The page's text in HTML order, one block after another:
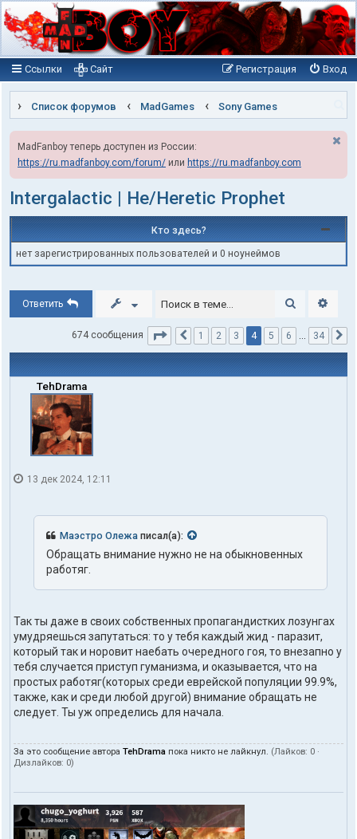
Ссылки Вход
Регистрация
Сайт
Список форумов MadGames Sony Games
MadFanboy теперь доступен из России:
https://ru.madfanboy.com/forum/ или https://ru.madfanboy.com
Intergalactic | He/Heretic Prophet
Кто здесь?
нет зарегистрированных пользователей и 0 ноунеймов
Ответить Поиск
674 сообщения Страница 4из 34
Пред.
1 2 3 4 5 6 … 34
TehDrama
13 дек 2024, 12:11
Маэстро Олежа писал(а):
Обращать внимание нужно не на обыкновенных
работяг.
Так ты даже в своих собственных пропагандистких лозунгах
умудряешься запутаться: то у тебя каждый жид - паразит,
который так и норовит наебать очередного гоя, то внезапно у
тебя случается приступ гуманизма, и оказывается, что на
простых работяг(которых среди еврейской популяции 99.9%,
также, как и среди любой другой) внимание обращать не
следует. Ты уж определись для начала.
За это сообщение автора TehDrama пока никто не лайкнул. (Лайков: 0 ·
Дизлайков: 0)